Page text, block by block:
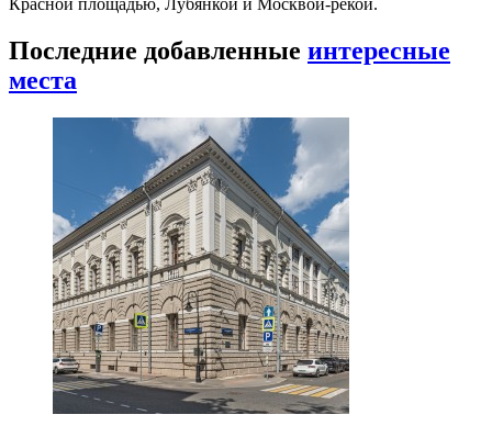
Красной площадью, Лубянкой и Москвой-рекой.
Последние добавленные интересные
места